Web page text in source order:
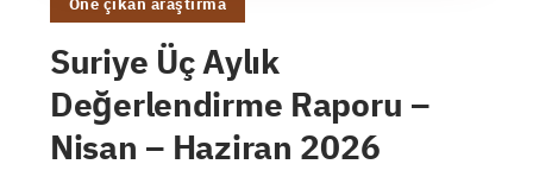
Öne çıkan araştırma
Suriye Üç Aylık
Değerlendirme Raporu –
Nisan – Haziran 2026